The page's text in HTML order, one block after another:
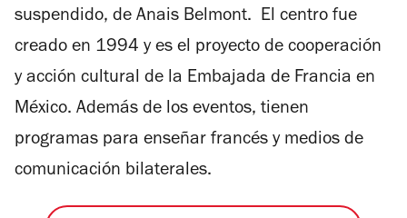
suspendido, de Anais Belmont. El centro fue
creado en 1994 y es el proyecto de cooperación
y acción cultural de la Embajada de Francia en
México. Además de los eventos, tienen
programas para enseñar francés y medios de
comunicación bilaterales.